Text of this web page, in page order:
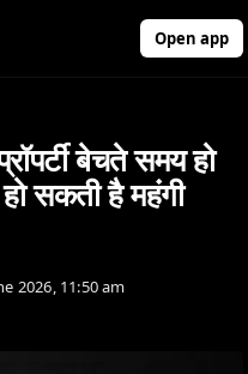
Open app
बेचते समय हो
सकती है महंगी
2026, 11:50 am